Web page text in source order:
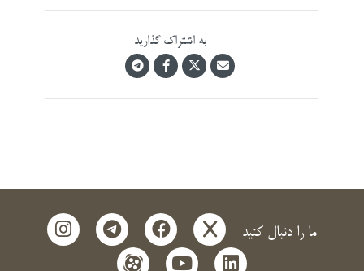
به اشتراک گذارید
ما را دنبال کنید x
facebook
telegram
instagram
linkedin
youtube
aparat